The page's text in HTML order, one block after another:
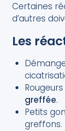
Certaines
d’autres
Les
greffée.
Petits
greffons.